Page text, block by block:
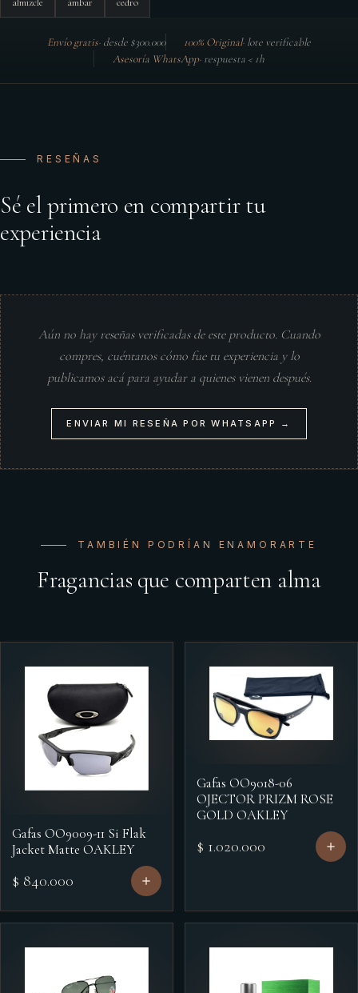
Envío gratis· desde $300.000 100% Original· lote verificable
Asesoría WhatsApp· respuesta < 1h
RESEÑAS
Sé el primero en compartir tu
experiencia
Aún no hay reseñas verificadas de este producto. Cuando
compres, cuéntanos cómo fue tu experiencia y lo
publicamos acá para ayudar a quienes vienen después.
ENVIAR MI RESEÑA POR WHATSAPP →
TAMBIÉN PODRÍAN ENAMORARTE
Fragancias que comparten alma
Gafas OO9009-11 Si Flak
Jacket Matte OAKLEY
$ 840.000
Gafas OO9018-06
OJECTOR PRIZM ROSE
GOLD OAKLEY
$ 1.020.000